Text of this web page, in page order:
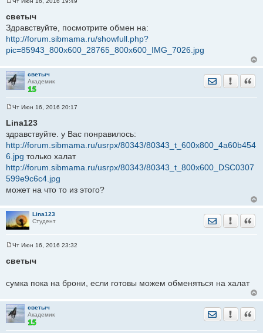
о
б
щ
е
н
светыч
Здравствуйте, посмотрите обмен на:
http://forum.sibmama.ru/showfull.php?
pic=85943_800x600_28765_800x600_IMG_7026.jpg
светыч
Академик
Отправить
о
о
б
щ
е
н
и
е
Чт Июн 16, 2016 20:17
Lina123
здравствуйте. у Вас понравилось:
http://forum.sibmama.ru/usrpx/80343/80343_t_600x800_4a60b454
6.jpg только халат
http://forum.sibmama.ru/usrpx/80343/80343_t_800x600_DSC0307
599e9c6c4.jpg
может на что то из этого?
Lina123
Студент
Отправить
о
е
е
Чт Июн 16, 2016 23:32
светыч
сумка пока на брони, если готовы можем обменяться на халат
светыч
Академик
Отправить